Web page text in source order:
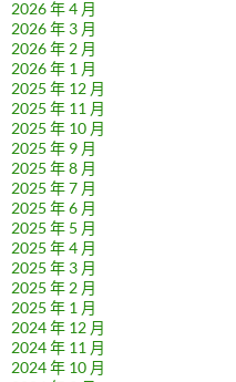
2026 年 4 月
2026 年 3 月
2026 年 2 月
2026 年 1 月
2025 年 12 月
2025 年 11 月
2025 年 10 月
2025 年 9 月
2025 年 8 月
2025 年 7 月
2025 年 6 月
2025 年 5 月
2025 年 4 月
2025 年 3 月
2025 年 2 月
2025 年 1 月
2024 年 12 月
2024 年 11 月
2024 年 10 月